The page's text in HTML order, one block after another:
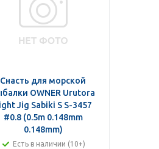
Снасть для морской
OWNER Urutora
Jig Sabiki S S-3457
#0.8 (0.5m 0.148mm
0.148mm)
Есть в наличии (10+)